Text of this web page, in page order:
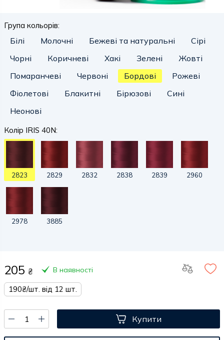
Група кольорів:
Білі Молочні Бежеві та натуральні
Сірі
Чорні
Коричневі Хакі Зелені
Жовті
Помаранчеві
Червоні Бордові
Рожеві
Фіолетові
Блакитні Бірюзові
Сині
Неонові
Колір IRIS 40N:
2823 2829 2832 2838 2839 2960
2978 3885
205 ₴ В наявності
190₴/шт. від 12 шт.
Купити